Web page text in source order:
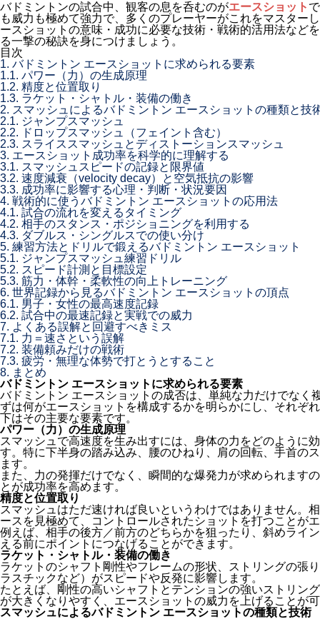
バドミントンの試合中、観客の息を呑むのがエースショット
も威力も極めて強力で、多くのプレーヤーがこれをマスター
ースショットの意味・成功に必要な技術・戦術的活用法など
る一撃の秘訣を身につけましょう。
目次
1. バドミントン エースショットに求められる要素
1.1. パワー（力）の生成原理
1.2. 精度と位置取り
1.3. ラケット・シャトル・装備の働き
2. スマッシュによるバドミントン エースショットの種類と技
2.1. ジャンプスマッシュ
2.2. ドロップスマッシュ（フェイント含む）
2.3. スライススマッシュとディストーションスマッシュ
3. エースショット成功率を科学的に理解する
3.1. スマッシュスピードの記録と限界値
3.2. 速度減衰（velocity decay）と空気抵抗の影響
3.3. 成功率に影響する心理・判断・状況要因
4. 戦術的に使うバドミントン エースショットの応用法
4.1. 試合の流れを変えるタイミング
4.2. 相手のスタンス・ポジショニングを利用する
4.3. ダブルス・シングルスでの使い分け
5. 練習方法とドリルで鍛えるバドミントン エースショット
5.1. ジャンプスマッシュ練習ドリル
5.2. スピード計測と目標設定
5.3. 筋力・体幹・柔軟性の向上トレーニング
6. 世界記録から見るバドミントン エースショットの頂点
6.1. 男子・女性の最高速度記録
6.2. 試合中の最速記録と実戦での威力
7. よくある誤解と回避すべきミス
7.1. 力＝速さという誤解
7.2. 装備頼みだけの戦術
7.3. 疲労・無理な体勢で打とうとすること
8. まとめ
バドミントン エースショットに求められる要素
バドミントン エースショットの成否は、単純な力だけでなく
ずは何がエースショットを構成するかを明らかにし、それぞ
下はその主要な要素です。
パワー（力）の生成原理
スマッシュで高速度を生み出すには、身体の力をどのように
す。特に下半身の踏み込み、腰のひねり、肩の回転、手首の
ます。
また、力の発揮だけでなく、瞬間的な爆発力が求められます
とが成功率を高めます。
精度と位置取り
スマッシュはただ速ければ良いというわけではありません。
ースを見極めて、コントロールされたショットを打つことが
例えば、相手の後方／前方のどちらかを狙ったり、斜めライ
える前にポイントにつなげることができます。
ラケット・シャトル・装備の働き
ラケットのシャフト剛性やフレームの形状、ストリングの張
ラスチックなど）がスピードや反発に影響します。
たとえば、剛性の高いシャフトとテンションの強いストリン
が大きくなりやすく、エースショットの威力を上げることが
スマッシュによるバドミントン エースショットの種類と技術